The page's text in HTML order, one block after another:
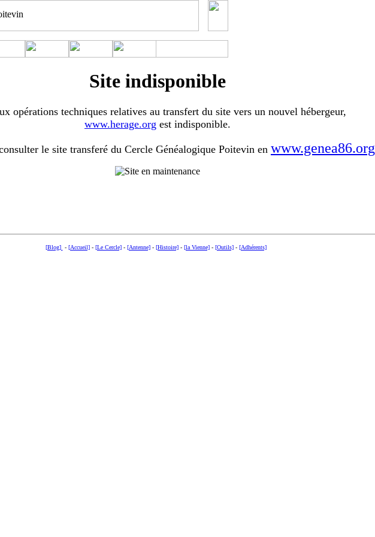
Site indisponible
opérations techniques relatives au transfert du site vers un nouvel hébergeur,
www.herage.org est indisponible.
le site transferé du Cercle Généalogique Poitevin en www.genea86.org
[Blog] - [Accueil]- [Le Cercle]- [Antenne]- [Histoire]- [la Vienne]- [Outils]- [Adhérents]